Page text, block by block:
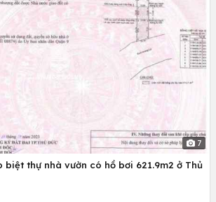
7
biệt thự nhà vườn có hồ bơi 621.9m2 ở Thủ